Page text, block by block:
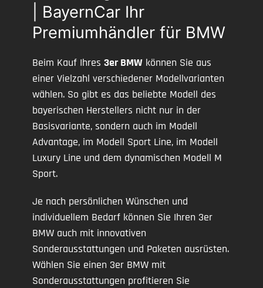
| BayernCar Ihr
Premiumhändler für BMW
Beim Kauf Ihres 3er BMW können Sie aus
einer Vielzahl verschiedener Modellvarianten
wählen. So gibt es das beliebte Modell des
bayerischen Herstellers nicht nur in der
Basisvariante, sondern auch im Modell
Advantage, im Modell Sport Line, im Modell
Luxury Line und dem dynamischen Modell M
Sport.
Je nach persönlichen Wünschen und
individuellem Bedarf können Sie Ihren 3er
BMW auch mit innovativen
Sonderausstattungen und Paketen ausrüsten.
Wählen Sie einen 3er BMW mit
Sonderausstattungen profitieren Sie